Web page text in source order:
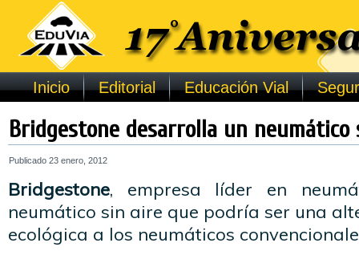
Inicio Editorial Educación Vial
Bridgestone desarrolla un neumático
Publicado 23 enero, 2012
Bridgestone, empresa líder en
neumático sin aire que podría ser una
ecológica a los neumáticos